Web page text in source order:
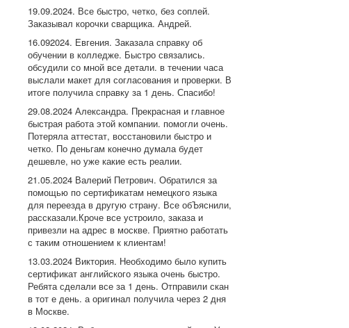
19.09.2024. Все быстро, четко, без соплей.
Заказывал корочки сварщика. Андрей.
16.092024. Евгения. Заказала справку об
обучении в колледже. Быстро связались.
обсудили со мной все детали. в течении часа
выслали макет для согласования и проверки. В
итоге получила справку за 1 день. Спасибо!
29.08.2024 Александра. Прекрасная и главное
быстрая работа этой компании. помогли очень.
Потеряла аттестат, восстановили быстро и
четко. По деньгам конечно думала будет
дешевле, но уже какие есть реалии.
21.05.2024 Валерий Петрович. Обратился за
помощью по сертификатам немецкого языка
для переезда в другую страну. Все обЪяснили,
рассказали.Кроче все устроило, заказа и
привезли на адрес в москве. Приятно работать
с таким отношением к клиентам!
13.03.2024 Виктория. Необходимо было купить
сертификат английского языка очень быстро.
Ребята сделали все за 1 день. Отправили скан
в тот е день. а оригинал получила через 2 дня
в Москве.